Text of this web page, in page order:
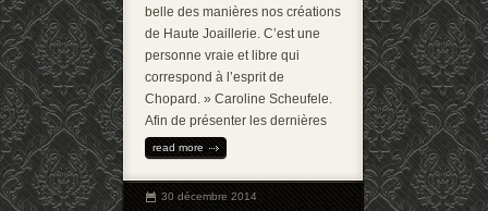
belle des manières nos créations
de Haute Joaillerie. C’est une
personne vraie et libre qui
correspond à l’esprit de
Chopard. » Caroline Scheufele.
Afin de présenter les dernières
read more
30 décembre 2014